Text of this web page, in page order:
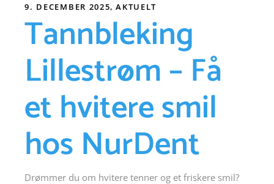
9. DECEMBER 2025 AKTUELT
Tannbleking
Lillestrøm – Få
et hvitere smil
hos NurDent
Drømmer du om hvitere tenner og et friskere smil?